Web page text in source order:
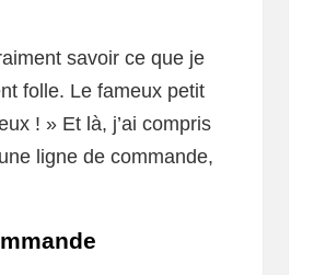
savoir ce que je
folle. Le fameux petit
! » Et là, j’ai compris
ligne de commande,